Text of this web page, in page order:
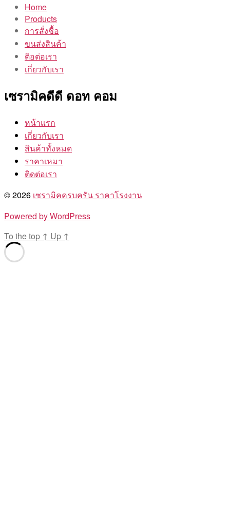
Home
Products
การสั่งชื้อ
ขนส่งสินค้า
ติอต่อเรา
เกี่ยวกับเรา
เซรามิคดีดี ดอท คอม
หน้าแรก
เกี่ยวกับเรา
สินค้าทั้งหมด
ราคาเหมา
ติดต่อเรา
© 2026 เซรามิคครบครัน ราคาโรงงาน
Powered by WordPress
To the top ↑ Up ↑